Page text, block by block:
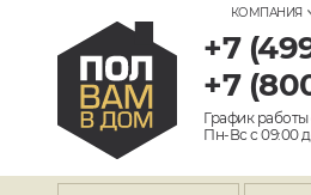
КОМПАНИЯ
+7
+7
График
Пн-Вс с 09:00